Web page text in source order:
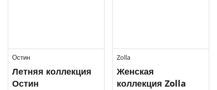
Остин
Летняя коллекция
Остин
Zolla
Женская
коллекция Zolla